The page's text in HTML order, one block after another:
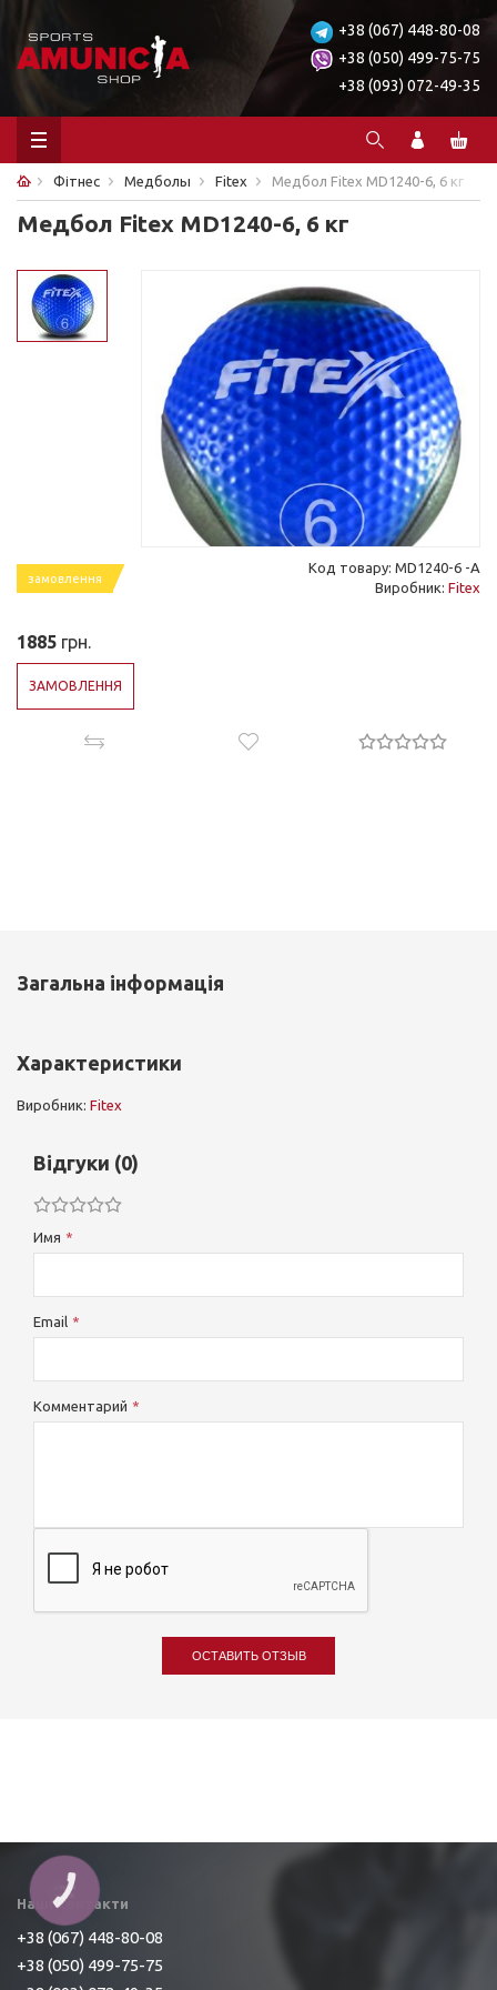
+38 (067) 448-80-08
+38 (050) 499-75-75
+38 (093) 072-49-35
Фітнес Медболы Fitex Медбол Fitex MD1240-6, 6 кг
Медбол Fitex MD1240-6, 6 кг
замовлення
Код товару: MD1240-6 -А
Виробник: Fitex
1885 грн.
ЗАМОВЛЕННЯ
Загальна інформація
Характеристики
Виробник: Fitex
Відгуки (0)
Имя
Email
Комментарий
ОСТАВИТЬ ОТЗЫВ
Наші контакти
+38 (067) 448-80-08
+38 (050) 499-75-75
КНОПКА
ЗВ'ЯЗКУ